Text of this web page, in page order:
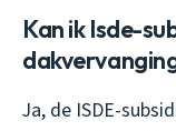
Kan ik Isde-
Ja, de ISDE-